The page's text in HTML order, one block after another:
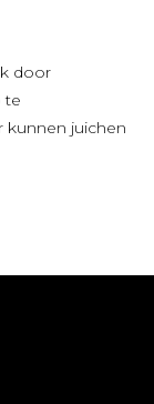
door
te
kunnen juichen